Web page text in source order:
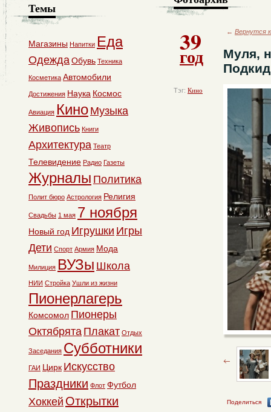
39
год
Тэг: Кино
← Вернутся
Муля,
Поделиться
Темы
Магазины Напитки Еда
ОдеждаОбувь Техника
Косметика Автомобили
Достижения Наука Космос
Авиация Кино Музыка
Живопись Книги
Архитектура Театр
Телевидение Радио Газеты
Журналы Политика
Полит бюро Астрология Религия
Свадьбы 1 мая 7 ноября
Новый год Игрушки Игры
Дети Спорт Армия Мода
Милиция ВУЗы Школа
НИИ Стройка Ушли из жизни
Пионерлагерь
Комсомол Пионеры
Октябрята Плакат Отдых
Заседания Субботники
ГАИ Цирк Искусство
Праздники Флот Футбол
Хоккей Открытки